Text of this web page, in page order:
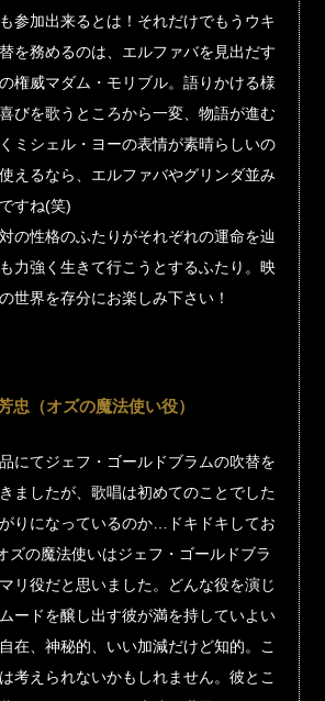
参加出来るとは！それだけでもうウキ
を務めるのは、エルファバを見出だす
権威マダム・モリブル。語りかける様
びを歌うところから一変、物語が進む
ミシェル・ヨーの表情が素晴らしいの
えるなら、エルファバやグリンダ並み
すね(笑)
の性格のふたりがそれぞれの運命を辿
力強く生きて行こうとするふたり。映
世界を存分にお楽しみ下さい！
忠（オズの魔法使い役）
にてジェフ・ゴールドブラムの吹替を
ましたが、歌唱は初めてのことでした
りになっているのか…ドキドキしてお
ズの魔法使いはジェフ・ゴールドブラ
リ役だと思いました。どんな役を演じ
ードを醸し出す彼が満を持していよい
在、神秘的、いい加減だけど知的。こ
考えられないかもしれません。彼とこ